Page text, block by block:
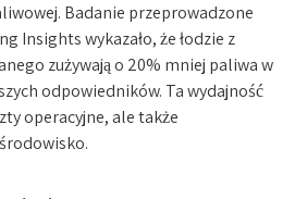
Badanie przeprowadzone
Insights wykazało, że łodzie z
zużywają o 20% mniej paliwa w
odpowiedników. Ta wydajność
operacyjne, ale także